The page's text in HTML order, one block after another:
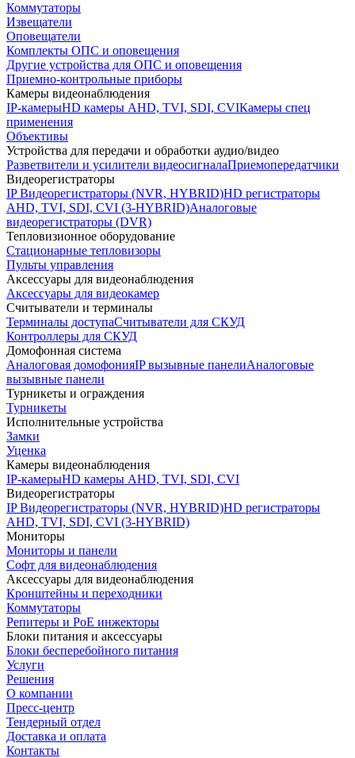
Коммутаторы
Извещатели
Оповещатели
Комплекты ОПС и оповещения
Другие устройства для ОПС и оповещения
Приемно-контрольные приборы
Камеры видеонаблюдения
IP-камерыHD камеры AHD, TVI, SDI, CVIКамеры спец
применения
Объективы
Устройства для передачи и обработки аудио/видео
Разветвители и усилители видеосигналаПриемопередатчики
Видеорегистраторы
IP Видеорегистраторы (NVR, HYBRID)HD регистраторы
AHD, TVI, SDI, CVI (3-HYBRID)Аналоговые
видеорегистраторы (DVR)
Тепловизионное оборудование
Стационарные тепловизоры
Пульты управления
Аксессуары для видеонаблюдения
Аксессуары для видеокамер
Считыватели и терминалы
Терминалы доступаСчитыватели для СКУД
Контроллеры для СКУД
Домофонная система
Аналоговая домофонияIP вызывные панелиАналоговые
вызывные панели
Турникеты и ограждения
Турникеты
Исполнительные устройства
Замки
Уценка
Камеры видеонаблюдения
IP-камерыHD камеры AHD, TVI, SDI, CVI
Видеорегистраторы
IP Видеорегистраторы (NVR, HYBRID)HD регистраторы
AHD, TVI, SDI, CVI (3-HYBRID)
Мониторы
Мониторы и панели
Софт для видеонаблюдения
Аксессуары для видеонаблюдения
Кронштейны и переходники
Коммутаторы
Репитеры и PoE инжекторы
Блоки питания и аксессуары
Блоки бесперебойного питания
Услуги
Решения
О компании
Пресс-центр
Тендерный отдел
Доставка и оплата
Контакты